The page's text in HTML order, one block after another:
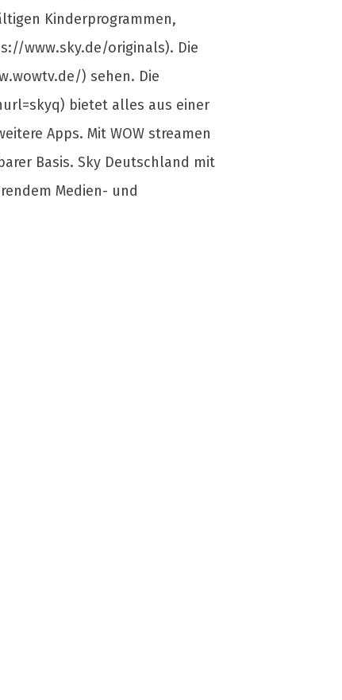
Kinderprogrammen,
www.sky.de/originals). Die
) sehen. Die
bietet alles aus einer
Apps. Mit WOW streamen
Basis. Sky Deutschland mit
Medien- und